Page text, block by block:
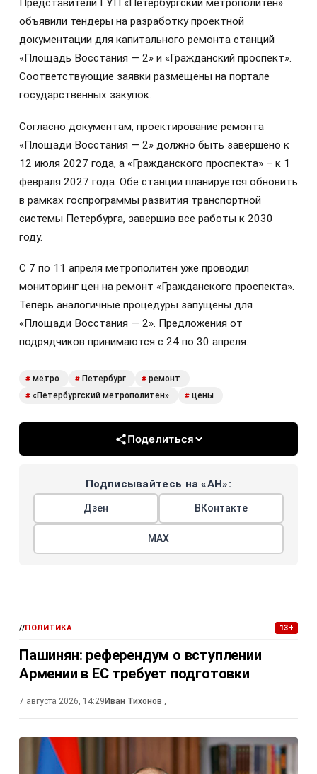
Представители ГУП «Петербургский метрополитен»
объявили тендеры на разработку проектной
документации для капитального ремонта станций
«Площадь Восстания — 2» и «Гражданский проспект».
Соответствующие заявки размещены на портале
государственных закупок.
Согласно документам, проектирование ремонта
«Площади Восстания — 2» должно быть завершено к
12 июля 2027 года, а «Гражданского проспекта» – к 1
февраля 2027 года. Обе станции планируется обновить
в рамках госпрограммы развития транспортной
системы Петербурга, завершив все работы к 2030
году.
С 7 по 11 апреля метрополитен уже проводил
мониторинг цен на ремонт «Гражданского проспекта».
Теперь аналогичные процедуры запущены для
«Площади Восстания — 2». Предложения от
подрядчиков принимаются с 24 по 30 апреля.
# метро # Петербург # ремонт
# «Петербургский метрополитен» # цены
Поделиться
Подписывайтесь на «АН»:
Дзен ВКонтакте
МАХ
//ПОЛИТИКА 13+
Пашинян: референдум о вступлении
Армении в ЕС требует подготовки
7 августа 2026, 14:29 Иван Тихонов ,